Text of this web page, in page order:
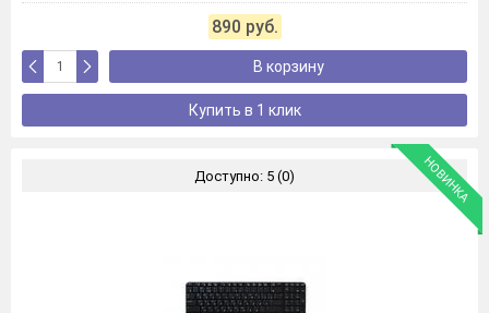
890 руб.
В корзину
Купить в 1 клик
Доступно: 5 (0) НОВИНКА